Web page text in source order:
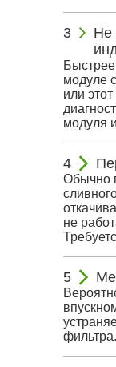
Не
модуле
или
модуля
Обычно
не
фильтра.